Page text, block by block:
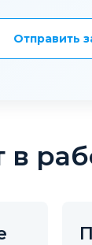
Отправить
в